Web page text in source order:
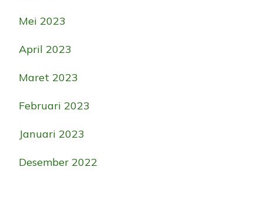
Mei 2023
April 2023
Maret 2023
Februari 2023
Januari 2023
Desember 2022